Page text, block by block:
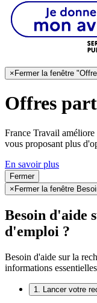
× Fermer la fenêtre
Offres
France Travail
vous proposant plus
En savoir plus
Fermer
× Fermer la fenêtre
Besoin d'aide
d'emploi ?
Besoin d'aide sur la
informations
1. Lancer votre